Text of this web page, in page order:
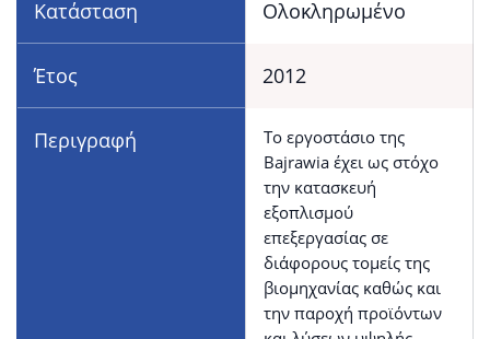
Κατάσταση Ολοκληρωμένο
Έτος 2012
Περιγραφή
Το εργοστάσιο της
Bajrawia έχει ως στόχο
την κατασκευή
εξοπλισμού
επεξεργασίας σε
διάφορους τομείς της
βιομηχανίας καθώς και
την παροχή προϊόντων